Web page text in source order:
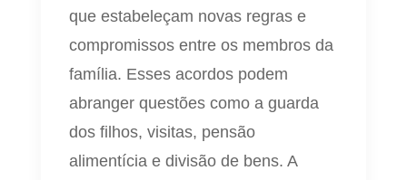
que estabeleçam novas regras e
compromissos entre os membros da
família. Esses acordos podem
abranger questões como a guarda
dos filhos, visitas, pensão
alimentícia e divisão de bens. A